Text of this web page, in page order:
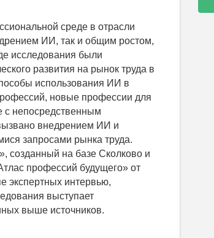
среде в отрасли
ИИ, так и общим ростом,
исследования были
развития на рынок труда в
использования ИИ в
новые профессии для
с непосредственным
внедрением ИИ и
запросами рынка труда.
созданный на базе Сколково и
профессий будущего» от
экспертных интервью,
выступает
выше источников.